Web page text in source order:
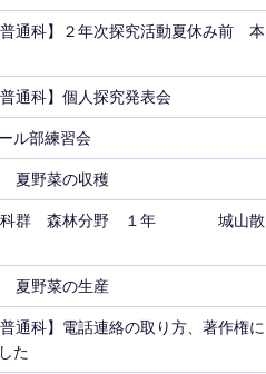
通科】２年次探究活動夏休み前 本
通科】個人探究発表会
ル部練習会
夏野菜の収穫
科群 森林分野 １年 城山散
夏野菜の生産
通科】電話連絡の取り方、著作権に
た